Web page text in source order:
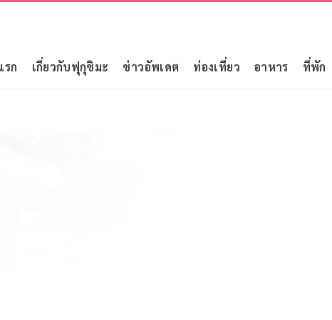
ก เกี่ยวกับฟุกุชิมะ ข่าวอัพเดต ท่องเที่ยว อาหาร ที่พัก